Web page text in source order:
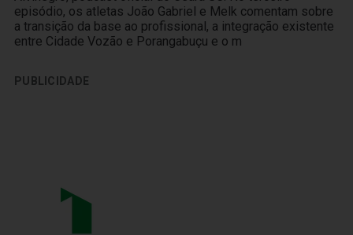
episódio, os atletas João Gabriel e Melk comentam sobre
a transição da base ao profissional, a integração existente
entre Cidade Vozão e Porangabuçu e o m
PUBLICIDADE